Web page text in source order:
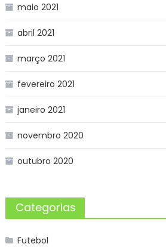
maio 2021
abril 2021
março 2021
fevereiro 2021
janeiro 2021
novembro 2020
outubro 2020
Categorias
Futebol